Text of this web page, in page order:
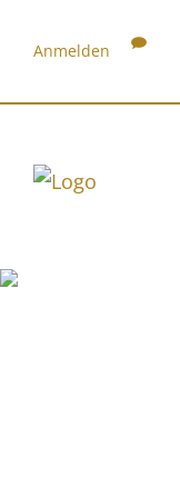
Anmelden